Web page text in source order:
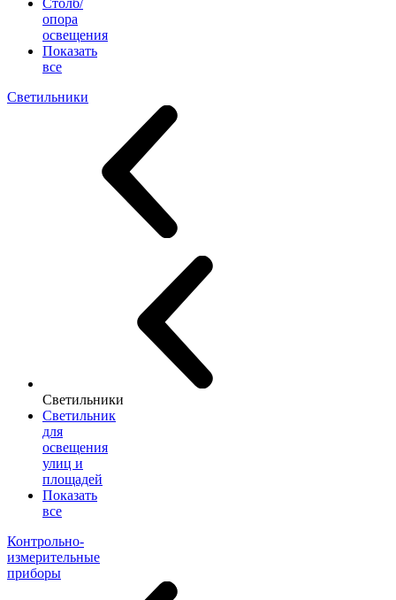
Столб/
опора
освещения
Показать
все
Светильники
Светильники
Светильник
для
освещения
улиц и
площадей
Показать
все
Контрольно-
измерительные
приборы